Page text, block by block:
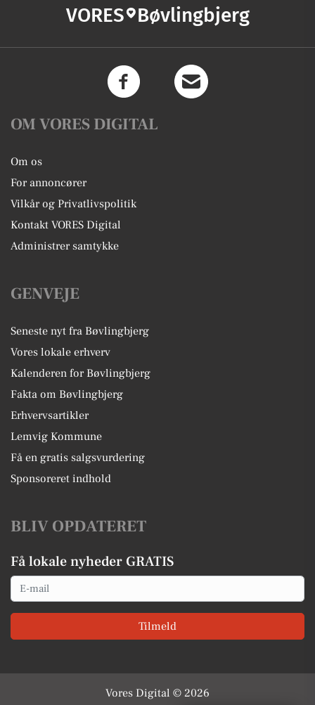
VORES Bøvlingbjerg
OM VORES DIGITAL
Om os
For annoncører
Vilkår og Privatlivspolitik
Kontakt VORES Digital
Administrer samtykke
GENVEJE
Seneste nyt fra Bøvlingbjerg
Vores lokale erhverv
Kalenderen for Bøvlingbjerg
Fakta om Bøvlingbjerg
Erhvervsartikler
Lemvig Kommune
Få en gratis salgsvurdering
Sponsoreret indhold
BLIV OPDATERET
Få lokale nyheder GRATIS
Email
Tilmeld
Vores Digital © 2026